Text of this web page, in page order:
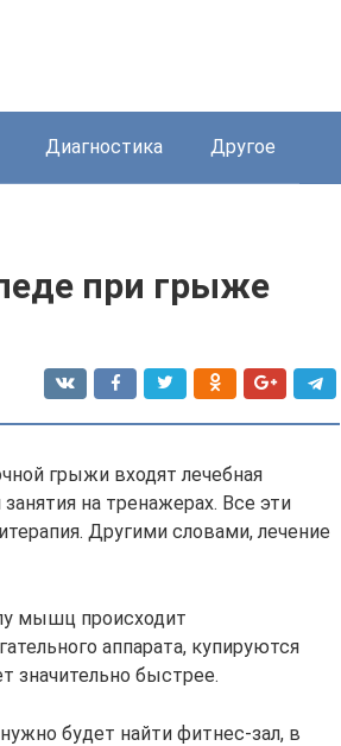
Диагностика Другое
при грыже
грыжи входят лечебная
на тренажерах. Все эти
Другими словами, лечение
мышц происходит
аппарата, купируются
значительно быстрее.
будет найти фитнес-зал, в